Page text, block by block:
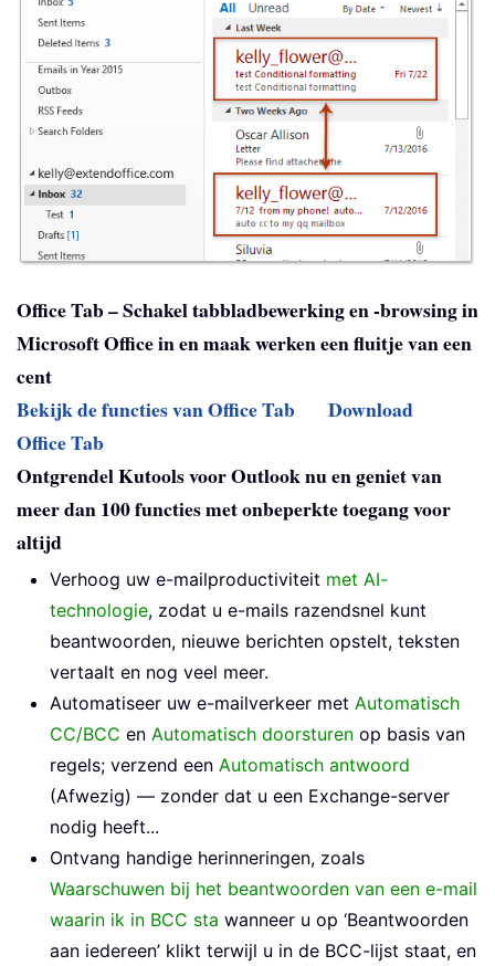
Office Tab – Schakel tabbladbewerking en -browsing in
Microsoft Office in en maak werken een fluitje van een
cent
Bekijk de functies van Office Tab
Download
Office Tab
Ontgrendel Kutools voor Outlook nu en geniet van
meer dan 100 functies met onbeperkte toegang voor
altijd
Verhoog uw e-mailproductiviteit met AI-
technologie, zodat u e-mails razendsnel kunt
beantwoorden, nieuwe berichten opstelt, teksten
vertaalt en nog veel meer.
Automatiseer uw e-mailverkeer met Automatisch
CC/BCC en Automatisch doorsturen op basis van
regels; verzend een Automatisch antwoord
(Afwezig) — zonder dat u een Exchange-server
nodig heeft...
Ontvang handige herinneringen, zoals
Waarschuwen bij het beantwoorden van een e-mail
waarin ik in BCC sta wanneer u op ‘Beantwoorden
aan iedereen’ klikt terwijl u in de BCC-lijst staat, en